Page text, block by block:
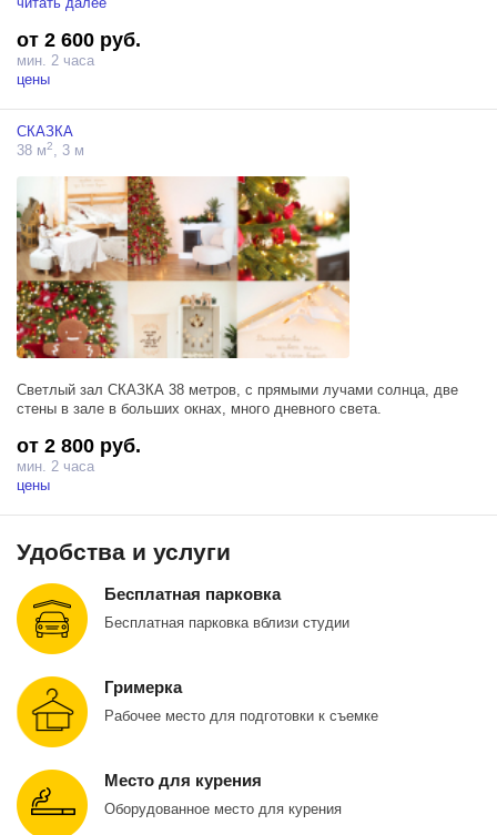
человек +50% к базовому тарифу:
от 2 600 руб.
мин. 2 часа
цены
СКАЗКА
38 м2 , 3 м
Светлый зал СКАЗКА 38 метров, с прямыми лучами солнца, две
стены в зале в больших окнах, много дневного света.
от 2 800 руб.
мин. 2 часа
цены
Удобства и услуги
Бесплатная парковка
Бесплатная парковка вблизи студии
Гримерка
Рабочее место для подготовки к съемке
Место для курения
Оборудованное место для курения